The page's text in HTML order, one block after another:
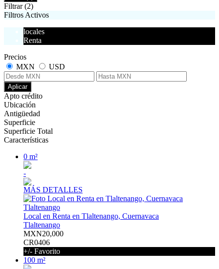
Filtrar (2)
Filtros Activos
locales
Renta
Precios
MXN
USD
Aplicar
Apto crédito
Ubicación
Antigüedad
Superficie
Superficie Total
Características
0 m²
-
MÁS DETALLES
Local en Renta en Tlaltenango, Cuernavaca
Tlaltenango
MXN20,000
CR0406
+/- Favorito
100 m²